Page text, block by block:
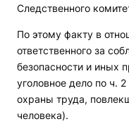
Следственного
По этому факту в
ответственного за
безопасности и иных
уголовное дело по ч.
охраны труда,
человека).